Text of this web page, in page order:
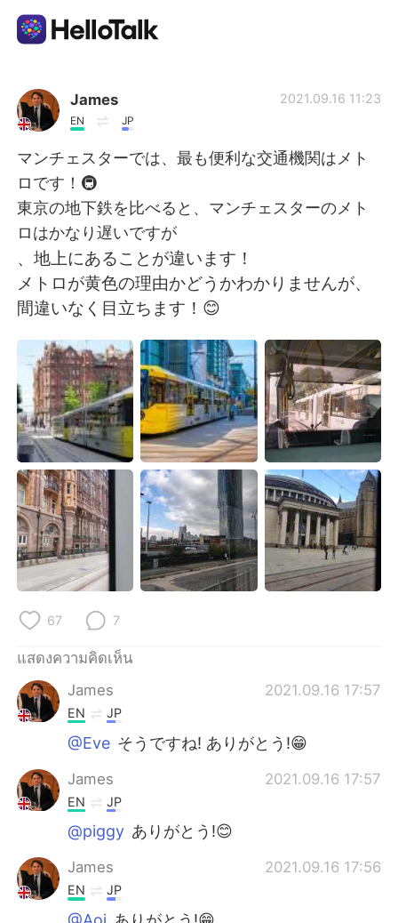
แอปแลกเปลี่ยนทางภาษา
AI Grammar Checker
ไทย
English 简体中文
繁體中文 Español
العربية Français
Deutsch 日本語
한국어 Русский
Indonesia Italiano
Türkçe Tiếng Việt
Português
James
EN JP
2021.09.16 11:23
マンチェスターでは、最も便利な交通機関はメト
ロです！🚇
東京の地下鉄を比べると、マンチェスターのメト
ロはかなり遅いですが
、地上にあることが違います！
メトロが黄色の理由かどうかわかりませんが、
間違いなく目立ちます！😊
67 7
แสดงความคิดเห็น
James
2021.09.16 17:57
EN JP
@Eve そうですね! ありがとう!😁
James 2021.09.16 17:57
EN JP
@piggy ありがとう!😊
James 2021.09.16 17:56
EN JP